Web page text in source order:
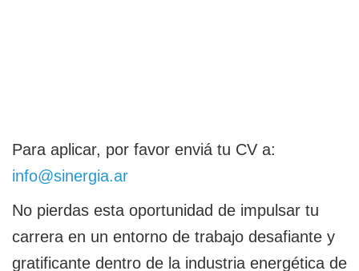
Para aplicar, por favor enviá tu CV a:
info@sinergia.ar
No pierdas esta oportunidad de impulsar tu
carrera en un entorno de trabajo desafiante y
gratificante dentro de la industria energética de